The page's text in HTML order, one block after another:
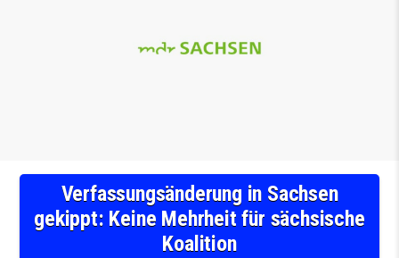
Verfassungsänderung in Sachsen
gekippt: Keine Mehrheit für sächsische
Koalition